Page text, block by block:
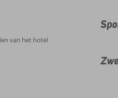
van het hotel